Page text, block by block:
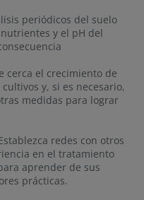
periódicos del suelo
y el pH del
cerca el crecimiento de
y, si es necesario,
medidas para lograr
redes con otros
en el tratamiento
aprender de sus
prácticas.